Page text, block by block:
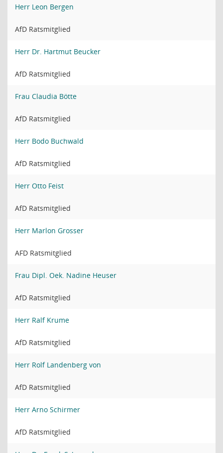
Herr Leon Bergen
AfD Ratsmitglied
Herr Dr. Hartmut Beucker
AfD Ratsmitglied
Frau Claudia Bötte
AfD Ratsmitglied
Herr Bodo Buchwald
AfD Ratsmitglied
Herr Otto Feist
AfD Ratsmitglied
Herr Marlon Grosser
AFD Ratsmitglied
Frau Dipl. Oek. Nadine Heuser
AfD Ratsmitglied
Herr Ralf Krume
AfD Ratsmitglied
Herr Rolf Landenberg von
AfD Ratsmitglied
Herr Arno Schirmer
AfD Ratsmitglied